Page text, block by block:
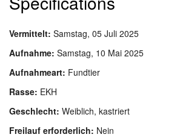
Vermittelt: Samstag, 05 Juli 2025
Aufnahme: Samstag, 10 Mai 2025
Aufnahmeart: Fundtier
Rasse: EKH
Geschlecht: Weiblich, kastriert
Freilauf erforderlich: Nein